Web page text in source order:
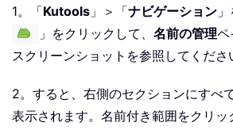
1。「Kutools 」＞「ナビゲーション
」をクリックして、 名前の管理ペ
スクリーンショットを参照してくださ
2。すると、右側のセクションにすべ
表示されます。名前付き範囲をクリッ